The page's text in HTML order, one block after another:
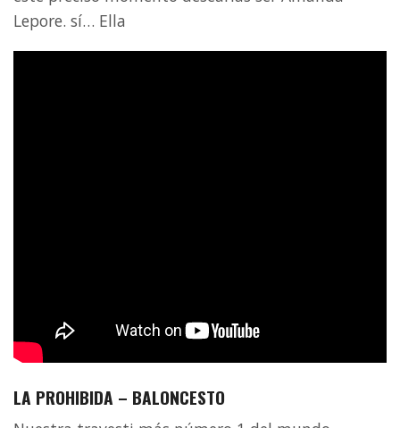
Lepore. sí… Ella
LA PROHIBIDA – BALONCESTO